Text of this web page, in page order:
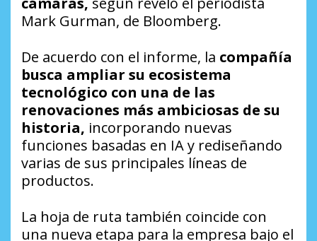
Mark Gurman, de Bloomberg.
De acuerdo con el informe, la compañía
busca ampliar su ecosistema
tecnológico con una de las
renovaciones más ambiciosas de su
historia, incorporando nuevas
funciones basadas en IA y rediseñando
varias de sus principales líneas de
productos.
La hoja de ruta también coincide con
una nueva etapa para la empresa bajo el